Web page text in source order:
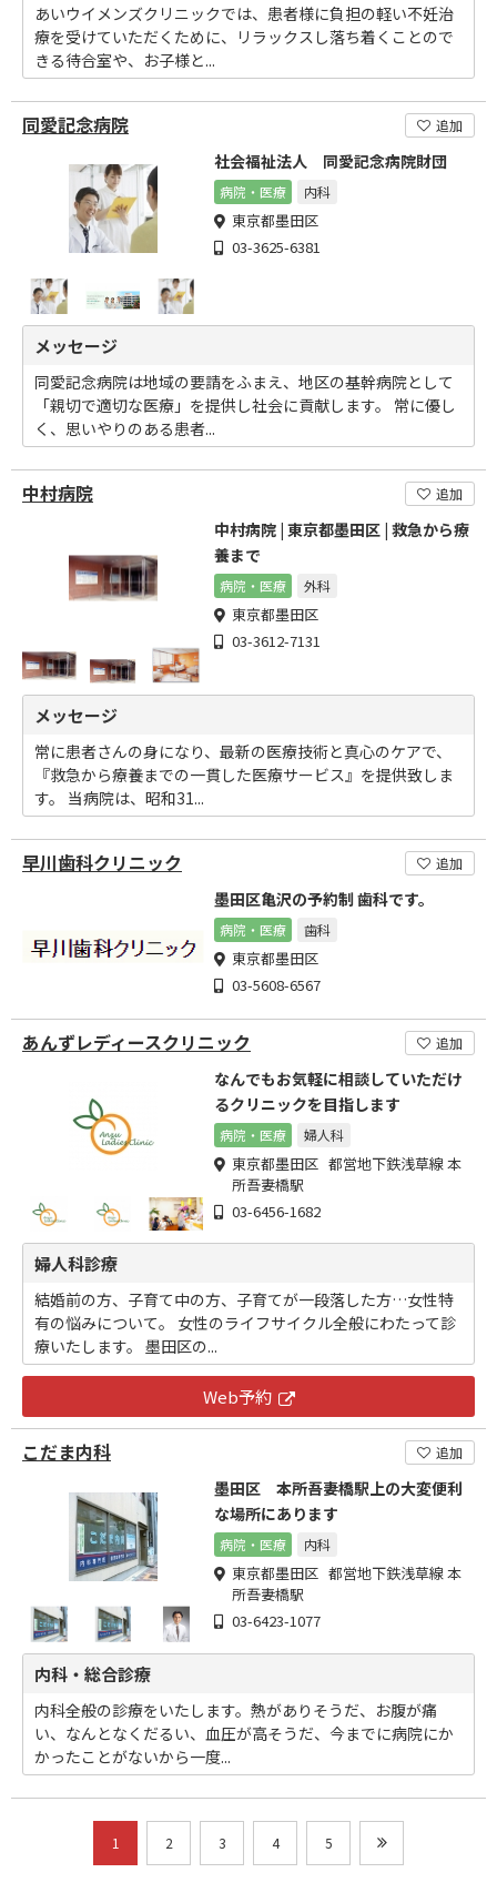
あいウイメンズクリニックでは、患者様に負担の軽い不妊治
療を受けていただくために、リラックスし落ち着くことので
きる待合室や、お子様と...
同愛記念病院 追加
社会福祉法人 同愛記念病院財団
病院・医療 内科
東京都墨田区
03-3625-6381
メッセージ
同愛記念病院は地域の要請をふまえ、地区の基幹病院として
「親切で適切な医療」を提供し社会に貢献します。 常に優し
く、思いやりのある患者...
中村病院 追加
中村病院 | 東京都墨田区 | 救急から療
養まで
病院・医療 外科
東京都墨田区
03-3612-7131
メッセージ
常に患者さんの身になり、最新の医療技術と真心のケアで、
『救急から療養までの一貫した医療サービス』を提供致しま
す。 当病院は、昭和31...
早川歯科クリニック 追加
墨田区亀沢の予約制 歯科です。
病院・医療 歯科
東京都墨田区
03-5608-6567
あんずレディースクリニック 追加
なんでもお気軽に相談していただけ
るクリニックを目指します
病院・医療 婦人科
東京都墨田区 都営地下鉄浅草線 本
所吾妻橋駅
03-6456-1682
婦人科診療
結婚前の方、子育て中の方、子育てが一段落した方…女性特
有の悩みについて。 女性のライフサイクル全般にわたって診
療いたします。 墨田区の...
Web予約
こだま内科 追加
墨田区 本所吾妻橋駅上の大変便利
な場所にあります
病院・医療 内科
東京都墨田区 都営地下鉄浅草線 本
所吾妻橋駅
03-6423-1077
内科・総合診療
内科全般の診療をいたします。熱がありそうだ、お腹が痛
い、なんとなくだるい、血圧が高そうだ、今までに病院にか
かったことがないから一度...
1 2 3 4 5